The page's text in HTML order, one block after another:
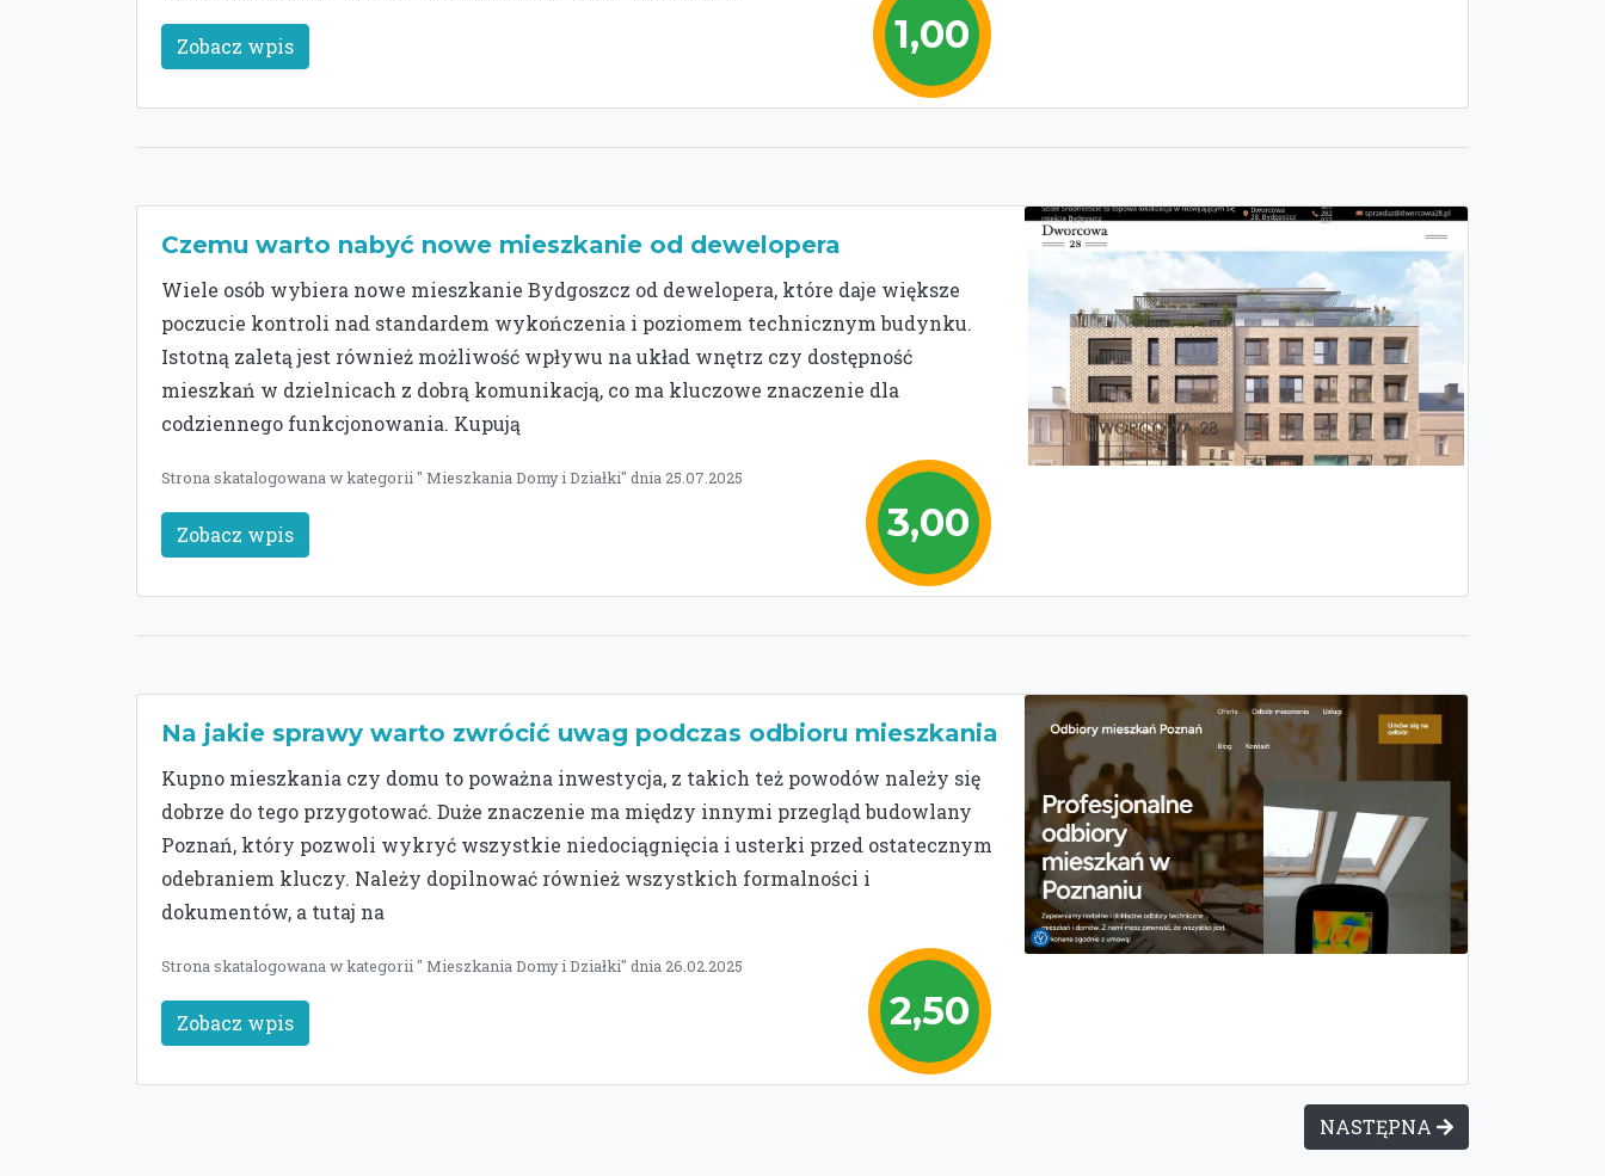
1,00
Zobacz wpis
Czemu warto nabyć nowe mieszkanie od dewelopera
Wiele osób wybiera nowe mieszkanie Bydgoszcz od dewelopera, które daje większe
poczucie kontroli nad standardem wykończenia i poziomem technicznym budynku.
Istotną zaletą jest również możliwość wpływu na układ wnętrz czy dostępność
mieszkań w dzielnicach z dobrą komunikacją, co ma kluczowe znaczenie dla
codziennego funkcjonowania. Kupują
3,00
Strona skatalogowana w kategorii " Mieszkania Domy i Działki" dnia 25.07.2025
Zobacz wpis
Na jakie sprawy warto zwrócić uwag podczas odbioru mieszkania
Kupno mieszkania czy domu to poważna inwestycja, z takich też powodów należy się
dobrze do tego przygotować. Duże znaczenie ma między innymi przegląd budowlany
Poznań, który pozwoli wykryć wszystkie niedociągnięcia i usterki przed ostatecznym
odebraniem kluczy. Należy dopilnować również wszystkich formalności i
dokumentów, a tutaj na
2,50
Strona skatalogowana w kategorii " Mieszkania Domy i Działki" dnia 26.02.2025
Zobacz wpis
NASTĘPNA